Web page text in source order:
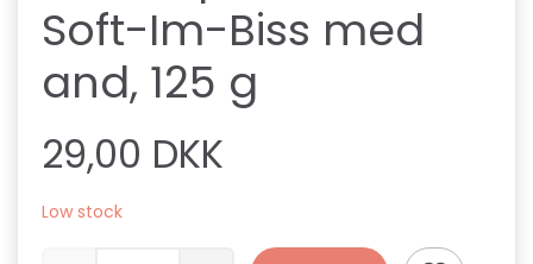
Soft-Im-Biss med
and, 125 g
29,00 DKK
Low stock